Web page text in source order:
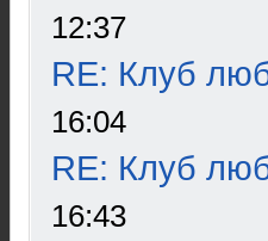
12:37
RE: Клуб
16:04
RE: Клуб
16:43